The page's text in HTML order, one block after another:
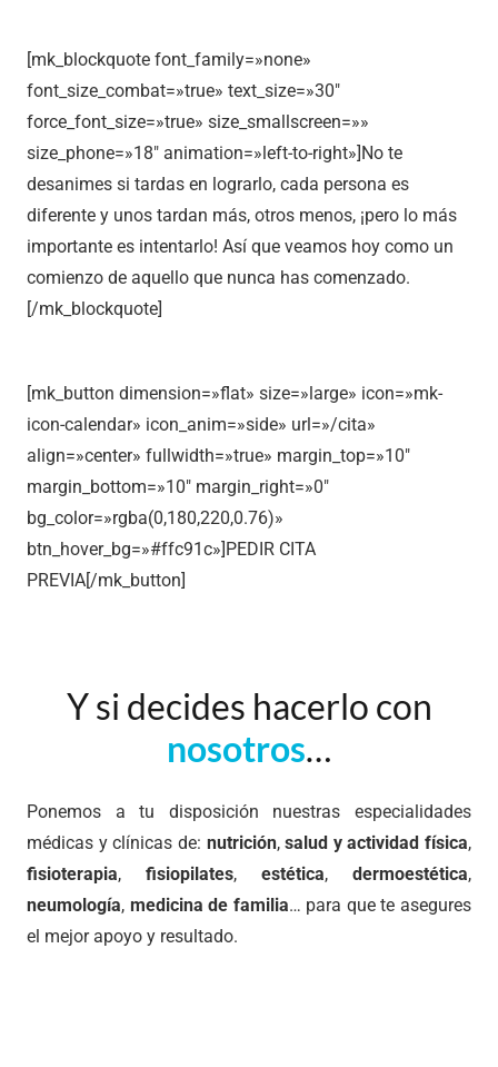
[mk_blockquote font_family=»none»
font_size_combat=»true» text_size=»30″
force_font_size=»true» size_smallscreen=»»
size_phone=»18″ animation=»left-to-right»]No te
desanimes si tardas en lograrlo, cada persona es
diferente y unos tardan más, otros menos, ¡pero lo más
importante es intentarlo! Así que veamos hoy como un
comienzo de aquello que nunca has comenzado.
[/mk_blockquote]
[mk_button dimension=»flat» size=»large» icon=»mk-
icon-calendar» icon_anim=»side» url=»/cita»
align=»center» fullwidth=»true» margin_top=»10″
margin_bottom=»10″ margin_right=»0″
bg_color=»rgba(0,180,220,0.76)»
btn_hover_bg=»#ffc91c»]PEDIR CITA
PREVIA[/mk_button]
Y si decides hacerlo con
nosotros…
Ponemos a tu disposición nuestras especialidades
médicas y clínicas de: nutrición,salud y actividad física,
fisioterapia, fisiopilates, estética, dermoestética,
neumología, medicina de familia… para que te asegures
el mejor apoyo y resultado.